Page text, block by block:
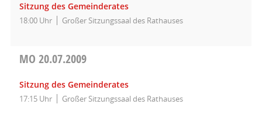
Sitzung des Gemeinderates
18:00 Uhr Großer Sitzungssaal des Rathauses
MO 20.07.2009
Sitzung des Gemeinderates
17:15 Uhr Großer Sitzungssaal des Rathauses